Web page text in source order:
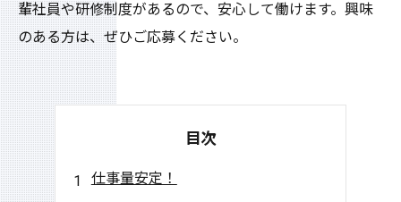
輩社員や研修制度があるので、安心して働けます。興味
のある方は、ぜひご応募ください。
目次
仕事量安定！